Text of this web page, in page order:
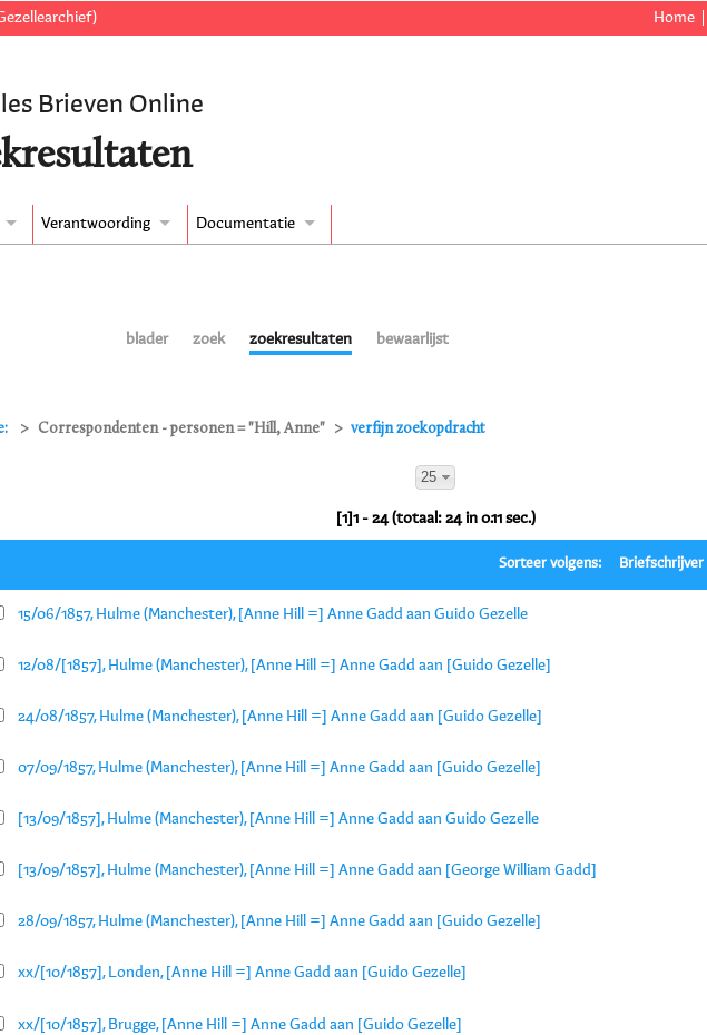
Home
Brieven Online
Verantwoording Documentatie
blader zoek zoekresultaten bewaarlijst
Correspondenten - personen = "Hill, Anne" verfijn zoekopdracht
25
[1]1 - 24 (totaal: 24 in 0.11 sec.)
Sorteer volgens: Briefschrijver
15/06/1857, Hulme (Manchester), [Anne Hill =] Anne Gadd aan Guido Gezelle
12/08/[1857], Hulme (Manchester), [Anne Hill =] Anne Gadd aan [Guido Gezelle]
24/08/1857, Hulme (Manchester), [Anne Hill =] Anne Gadd aan [Guido Gezelle]
07/09/1857, Hulme (Manchester), [Anne Hill =] Anne Gadd aan [Guido Gezelle]
[13/09/1857], Hulme (Manchester), [Anne Hill =] Anne Gadd aan Guido Gezelle
[13/09/1857], Hulme (Manchester), [Anne Hill =] Anne Gadd aan [George William Gadd]
28/09/1857, Hulme (Manchester), [Anne Hill =] Anne Gadd aan [Guido Gezelle]
xx/[10/1857], Londen, [Anne Hill =] Anne Gadd aan [Guido Gezelle]
xx/[10/1857], Brugge, [Anne Hill =] Anne Gadd aan [Guido Gezelle]